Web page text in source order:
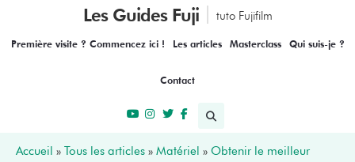
Les Guides Fuji tuto Fujifilm
Première visite ? Commencez ici ! Les articles Masterclass Qui suis-je ?
Contact
Accueil » Tous les articles » Matériel » Obtenir le meilleur